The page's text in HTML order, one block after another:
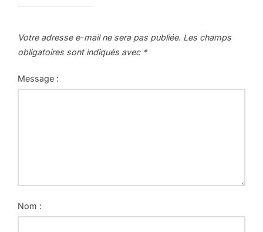
Votre adresse e-mail ne sera pas publiée. Les champs
obligatoires sont indiqués avec *
Message :
Nom :